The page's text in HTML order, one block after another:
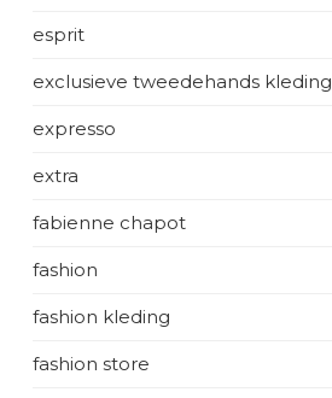
esprit
exclusieve tweedehands kleding
expresso
extra
fabienne chapot
fashion
fashion kleding
fashion store